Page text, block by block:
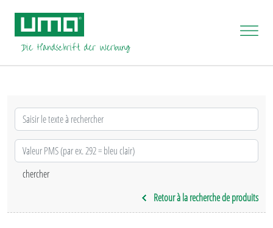
Retour à la recherche de produits